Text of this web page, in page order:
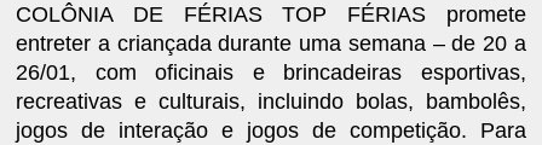
COLÔNIA DE FÉRIAS TOP FÉRIAS promete
entreter a criançada durante uma semana – de 20 a
26/01, com oficinais e brincadeiras esportivas,
recreativas e culturais, incluindo bolas, bambolês,
jogos de interação e jogos de competição. Para